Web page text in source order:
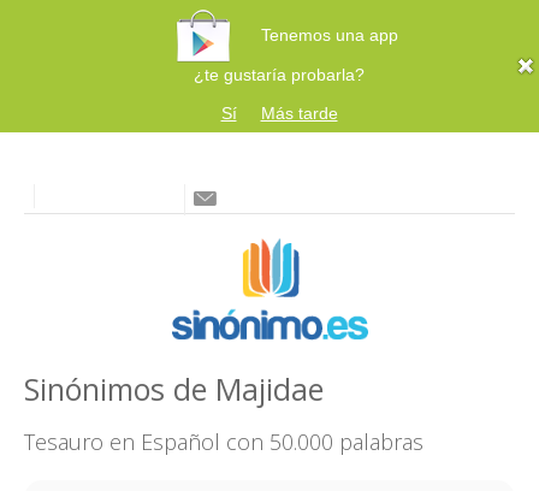
Tenemos una app
¿te gustaría probarla?
Sí
Más tarde
Sinónimos de Majidae
Tesauro en Español con 50.000 palabras